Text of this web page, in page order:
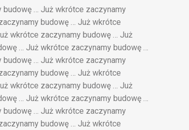
… Już wkrótce zaczynamy
budowę … Już wkrótce
wkrótce zaczynamy budowę … Już
… Już wkrótce zaczynamy budowę …
… Już wkrótce zaczynamy
budowę … Już wkrótce
wkrótce zaczynamy budowę … Już
… Już wkrótce zaczynamy budowę …
… Już wkrótce zaczynamy
budowę … Już wkrótce